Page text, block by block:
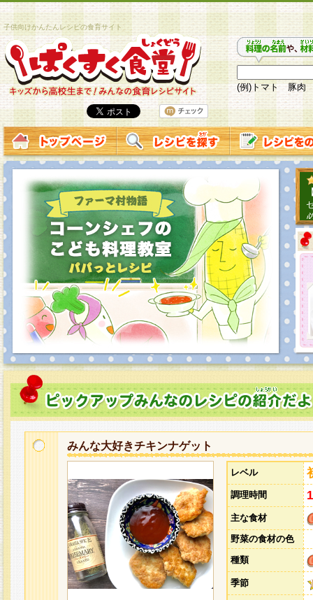
子供向けかんたんレシピの食育サイト
(例)トマト 豚肉
みんな大好きチキンナゲット
レベル
調理時間
主な食材
野菜の食材の色
種類
季節